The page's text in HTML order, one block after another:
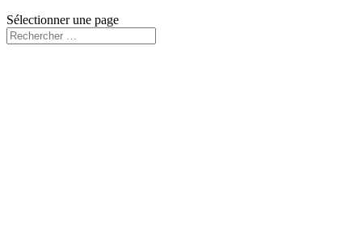
Sélectionner une page